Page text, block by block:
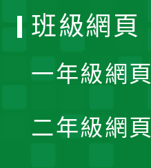
班級網頁
一年級網頁
二年級網頁